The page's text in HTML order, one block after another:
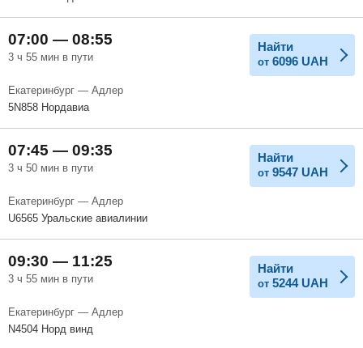
07:00 — 08:55
3 ч 55 мин в пути
Найти
от 6096 UAH
Екатеринбург — Адлер
5N858 Нордавиа
07:45 — 09:35
3 ч 50 мин в пути
Найти
от 9547 UAH
Екатеринбург — Адлер
U6565 Уральские авиалинии
09:30 — 11:25
3 ч 55 мин в пути
Найти
от 5244 UAH
Екатеринбург — Адлер
N4504 Норд винд